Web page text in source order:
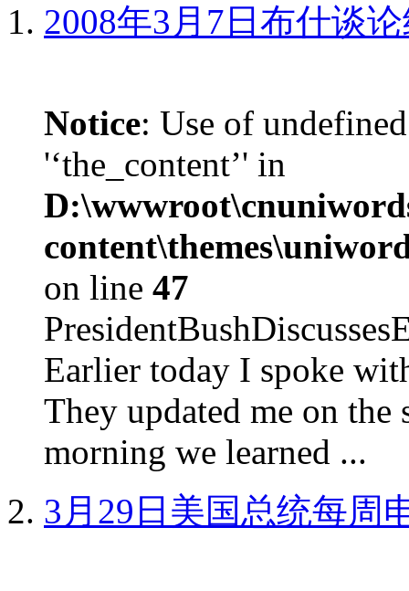
2008年3月7日布什谈
Notice: Use of
'‘the_content’' in
on line 47
Earlier today I spoke
They updated me on the
morning we learned ...
3月29日美国总统每周